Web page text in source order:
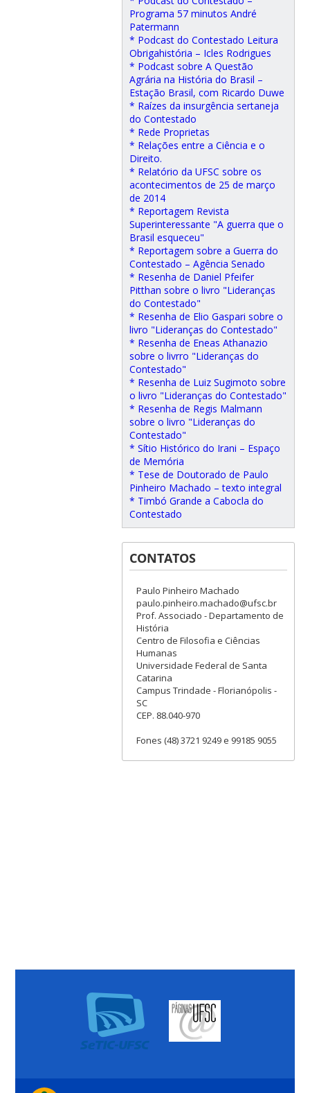
Programa 57 minutos André
Patermann
* Podcast do Contestado Leitura
Obrigahistória – Icles Rodrigues
* Podcast sobre A Questão
Agrária na História do Brasil –
Estação Brasil, com Ricardo Duwe
* Raízes da insurgência sertaneja
do Contestado
* Rede Proprietas
* Relações entre a Ciência e o
Direito.
* Relatório da UFSC sobre os
acontecimentos de 25 de março
de 2014
* Reportagem Revista
Superinteressante "A guerra que o
Brasil esqueceu"
* Reportagem sobre a Guerra do
Contestado – Agência Senado
* Resenha de Daniel Pfeifer
Pitthan sobre o livro "Lideranças
do Contestado"
* Resenha de Elio Gaspari sobre o
livro "Lideranças do Contestado"
* Resenha de Eneas Athanazio
sobre o livrro "Lideranças do
Contestado"
* Resenha de Luiz Sugimoto sobre
o livro "Lideranças do Contestado"
* Resenha de Regis Malmann
sobre o livro "Lideranças do
Contestado"
* Sítio Histórico do Irani – Espaço
de Memória
* Tese de Doutorado de Paulo
Pinheiro Machado – texto integral
* Timbó Grande a Cabocla do
Contestado
CONTATOS
Paulo Pinheiro Machado
paulo.pinheiro.machado@ufsc.br
Prof. Associado - Departamento de
História
Centro de Filosofia e Ciências
Humanas
Universidade Federal de Santa
Catarina
Campus Trindade - Florianópolis -
SC
CEP. 88.040-970
Fones (48) 3721 9249 e 99185 9055